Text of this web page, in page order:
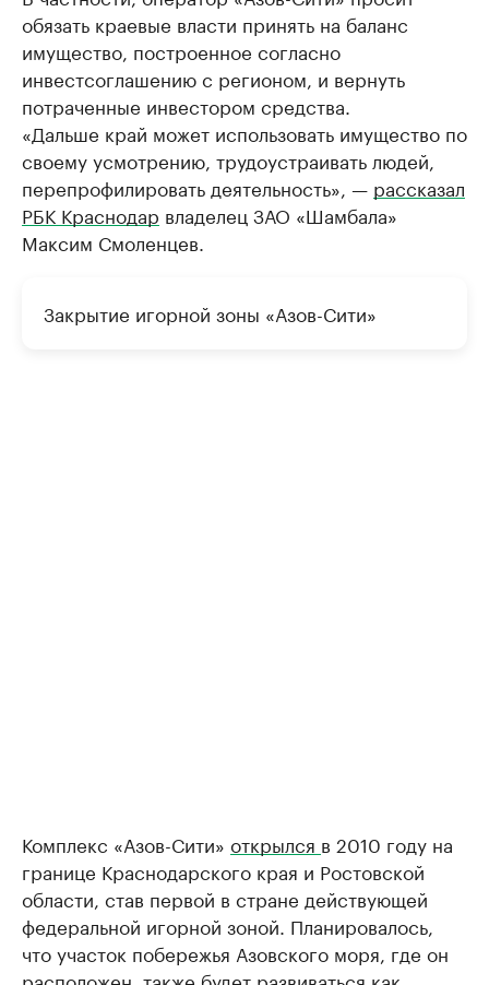
обязать краевые власти принять на баланс
имущество, построенное согласно
инвестсоглашению с регионом, и вернуть
потраченные инвестором средства.
«Дальше край может использовать имущество по
своему усмотрению, трудоустраивать людей,
перепрофилировать деятельность», — рассказал
РБК Краснодар владелец ЗАО «Шамбала»
Максим Смоленцев.​
Закрытие игорной зоны «Азов-Сити»
Комплекс «Азов-Сити» открылся в 2010 году на
границе Краснодарского края и Ростовской
области, став первой в стране действующей
федеральной игорной зоной. Планировалось,
что участок побережья Азовского моря, где он